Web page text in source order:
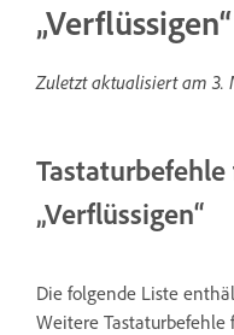
„Verflüssigen“
Zuletzt aktualisiert am 3.
„Verflüssigen“
Die folgende Liste
Weitere